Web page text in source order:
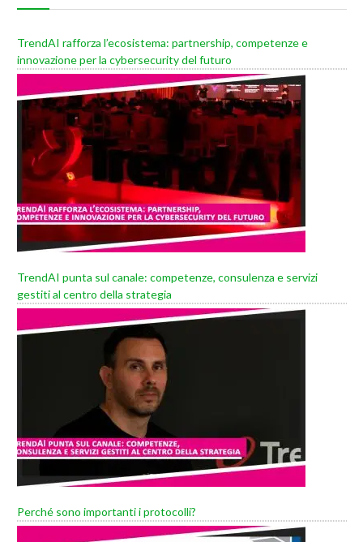
TrendAI rafforza l’ecosistema: partnership, competenze e
innovazione per la cybersecurity del futuro
TrendAI punta sul canale: competenze, consulenza e servizi
gestiti al centro della strategia
Perché sono importanti i protocolli?